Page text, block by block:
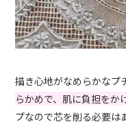
描き心地がなめらかなプ
らかめで、肌に負担をか
プなので芯を削る必要は